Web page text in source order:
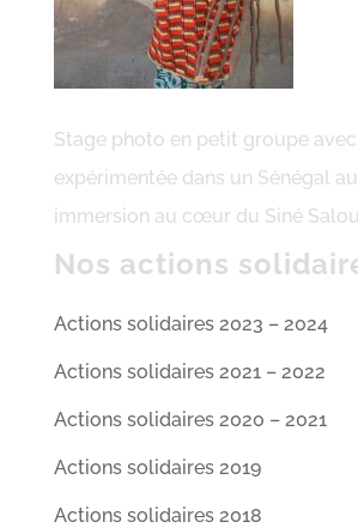
Stage photo en petit groupe
expérimentée dans un Sénégal
immersion au cœur du Siné
Nos actions
Actions solidaires 2023 – 2024
Actions solidaires 2021 – 2022
Actions solidaires 2020 – 2021
Actions solidaires 2019
Actions solidaires 2018